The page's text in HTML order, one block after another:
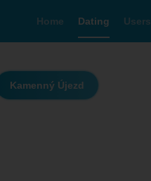
Home Dating Users
Kamenný Újezd